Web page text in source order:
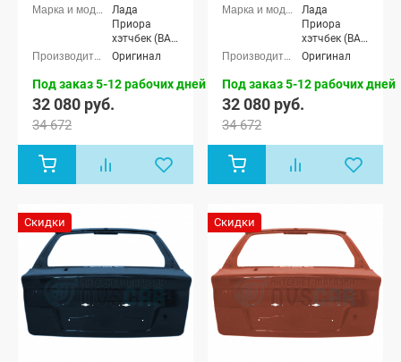
Лада
Приора
хэтчбек (ВАЗ
2172), Лада
хэтчбек (ВАЗ
Оригинал
Под заказ 5-12 рабочих дней
32 080 руб.
34 672
Лада
Приора
хэтчбек (ВАЗ
2172), Лада
хэтчбек (ВАЗ
Оригинал
Под заказ 5-12 рабочих дней
32 080 руб.
34 672
Скидки Скидки